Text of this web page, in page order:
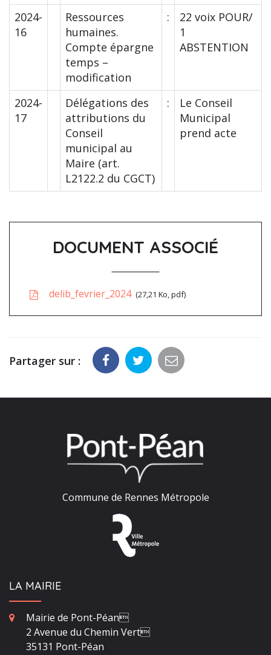
2024-
16
Ressources
humaines.
Compte épargne
temps –
modification
:
22 voix POUR/
1
ABSTENTION
2024-
17
Délégations des
attributions du
Conseil
municipal au
Maire (art.
L2122.2 du CGCT)
:
Le Conseil
Municipal
prend acte
DOCUMENT ASSOCIÉ
delib_fevrier_2024 27,21 Ko, pdf
Partager sur :
Commune de Rennes Métropole
LA MAIRIE
Mairie de Pont-Péan
2 Avenue du Chemin Vert
35131 Pont-Péan